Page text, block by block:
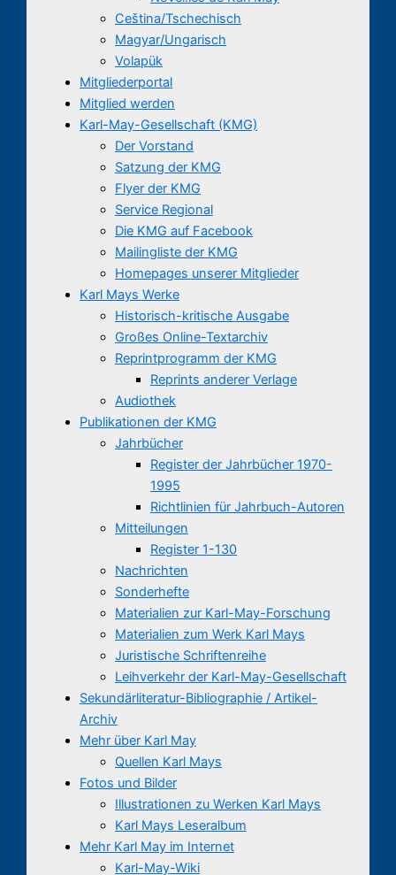
Ceština/Tschechisch
Magyar/Ungarisch
Volapük
Mitgliederportal
Mitglied werden
Karl-May-Gesellschaft (KMG)
Der Vorstand
Satzung der KMG
Flyer der KMG
Service Regional
Die KMG auf Facebook
Mailingliste der KMG
Homepages unserer Mitglieder
Karl Mays Werke
Historisch-kritische Ausgabe
Großes Online-Textarchiv
Reprintprogramm der KMG
Reprints anderer Verlage
Audiothek
Publikationen der KMG
Jahrbücher
Register der Jahrbücher 1970-
1995
Richtlinien für Jahrbuch-Autoren
Mitteilungen
Register 1-130
Nachrichten
Sonderhefte
Materialien zur Karl-May-Forschung
Materialien zum Werk Karl Mays
Juristische Schriftenreihe
Leihverkehr der Karl-May-Gesellschaft
Sekundärliteratur-Bibliographie / Artikel-
Archiv
Mehr über Karl May
Quellen Karl Mays
Fotos und Bilder
Illustrationen zu Werken Karl Mays
Karl Mays Leseralbum
Mehr Karl May im Internet
Karl-May-Wiki